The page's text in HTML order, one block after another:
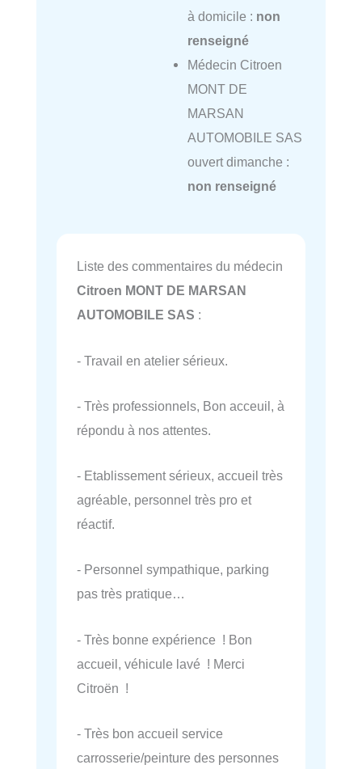
à domicile : non
renseigné
Médecin Citroen
MONT DE
MARSAN
AUTOMOBILE SAS
ouvert dimanche :
non renseigné
Liste des commentaires du médecin
Citroen MONT DE MARSAN
AUTOMOBILE SAS :
- Travail en atelier sérieux.
- Très professionnels, Bon acceuil, à
répondu à nos attentes.
- Etablissement sérieux, accueil très
agréable, personnel très pro et
réactif.
- Personnel sympathique, parking
pas très pratique…
- Très bonne expérience ! Bon
accueil, véhicule lavé ! Merci
Citroën !
- Très bon accueil service
carrosserie/peinture des personnes